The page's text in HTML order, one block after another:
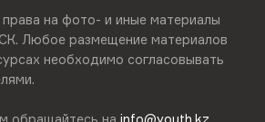
на фото- и иные материалы
Любое размещение материалов
необходимо согласовывать